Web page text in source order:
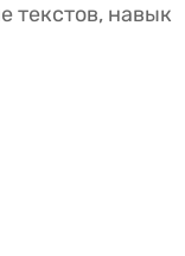
текстов, навык